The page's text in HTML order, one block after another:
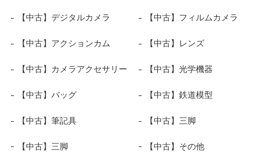
【中古】デジタルカメラ 【中古】フィルムカメラ
【中古】アクションカム 【中古】レンズ
【中古】カメラアクセサリー 【中古】光学機器
【中古】バッグ 【中古】鉄道模型
【中古】筆記具 【中古】三脚
【中古】三脚 【中古】その他